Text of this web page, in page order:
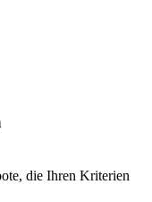
die Ihren Kriterien